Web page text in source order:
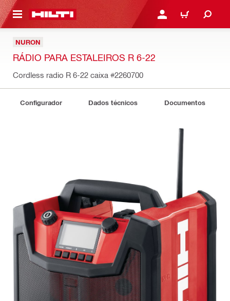
CONTENT ENTRAR OU REGISTAR
CARRINHO
NURON
RÁDIO PARA ESTALEIROS R 6-22
Cordless radio R 6-22 caixa #2260700
Configurador Dados técnicos Documentos